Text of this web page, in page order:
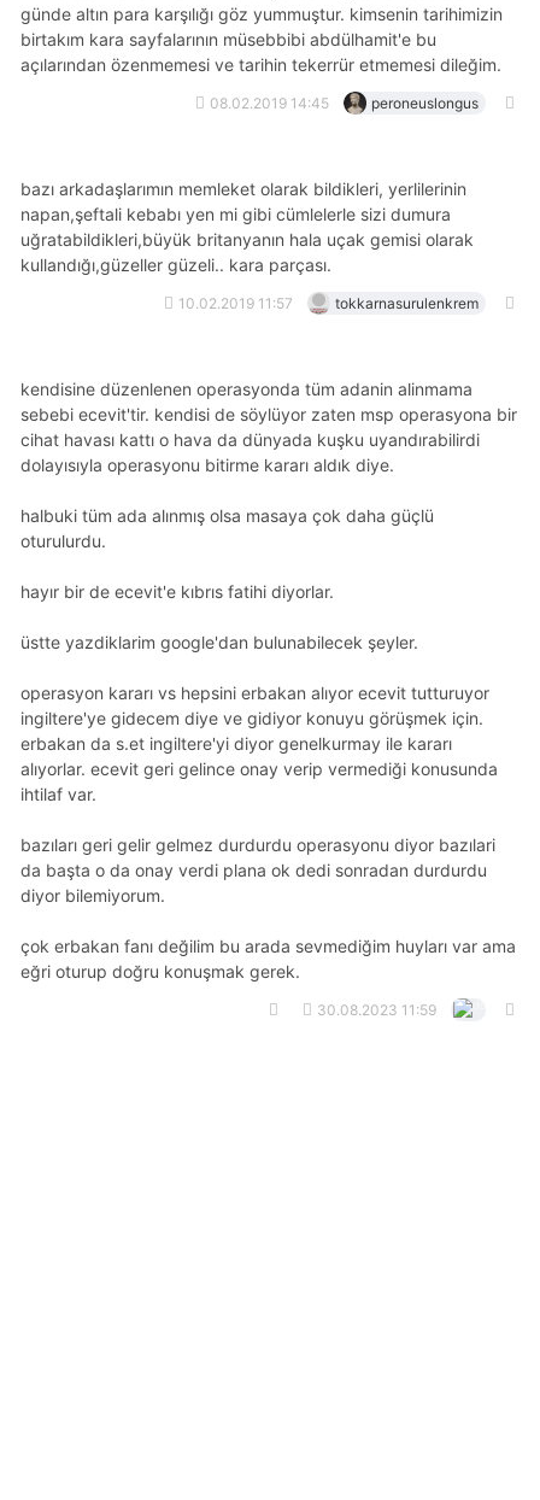
günde altın para karşılığı göz yummuştur. kimsenin tarihimizin
birtakım kara sayfalarının müsebbibi abdülhamit'e bu
açılarından özenmemesi ve tarihin tekerrür etmemesi dileğim.
08.02.2019 14:45 peroneuslongus
bazı arkadaşlarımın memleket olarak bildikleri, yerlilerinin
napan,şeftali kebabı yen mi gibi cümlelerle sizi dumura
uğratabildikleri,büyük britanyanın hala uçak gemisi olarak
kullandığı,güzeller güzeli.. kara parçası.
10.02.2019 11:57 tokkarnasurulenkrem
kendisine düzenlenen operasyonda tüm adanin alinmama
sebebi ecevit'tir. kendisi de söylüyor zaten msp operasyona bir
cihat havası kattı o hava da dünyada kuşku uyandırabilirdi
dolayısıyla operasyonu bitirme kararı aldık diye.
halbuki tüm ada alınmış olsa masaya çok daha güçlü
oturulurdu.
hayır bir de ecevit'e kıbrıs fatihi diyorlar.
üstte yazdiklarim google'dan bulunabilecek şeyler.
operasyon kararı vs hepsini erbakan alıyor ecevit tutturuyor
i̇ngiltere'ye gidecem diye ve gidiyor konuyu görüşmek için.
erbakan da s.et i̇ngiltere'yi diyor genelkurmay ile kararı
alıyorlar. ecevit geri gelince onay verip vermediği konusunda
ihtilaf var.
bazıları geri gelir gelmez durdurdu operasyonu diyor bazılari
da başta o da onay verdi plana ok dedi sonradan durdurdu
diyor bilemiyorum.
çok erbakan fanı değilim bu arada sevmediğim huyları var ama
eğri oturup doğru konuşmak gerek.
30.08.2023 11:59